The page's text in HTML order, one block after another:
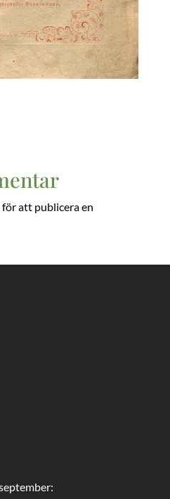
för att publicera en